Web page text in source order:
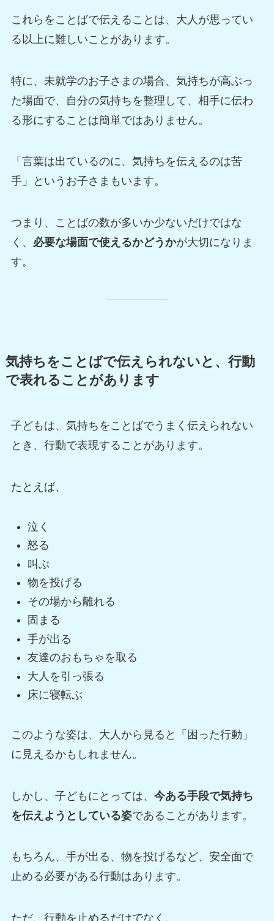
これらをことばで伝えることは、大人が思ってい
る以上に難しいことがあります。
特に、未就学のお子さまの場合、気持ちが高ぶっ
た場面で、自分の気持ちを整理して、相手に伝わ
る形にすることは簡単ではありません。
「言葉は出ているのに、気持ちを伝えるのは苦
手」というお子さまもいます。
つまり、ことばの数が多いか少ないだけではな
く、 必要な場面で使えるかどうかが大切になりま
す。
気持ちをことばで伝えられないと、行動
で表れることがあります
子どもは、気持ちをことばでうまく伝えられない
とき、行動で表現することがあります。
たとえば、
泣く
怒る
叫ぶ
物を投げる
その場から離れる
固まる
手が出る
友達のおもちゃを取る
大人を引っ張る
床に寝転ぶ
このような姿は、大人から見ると「困った行動」
に見えるかもしれません。
しかし、子どもにとっては、 今ある手段で気持ち
を伝えようとしている姿であることがあります。
もちろん、手が出る、物を投げるなど、安全面で
止める必要がある行動はあります。
ただ、行動を止めるだけでなく、